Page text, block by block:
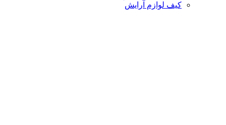
کیف لوازم آرایش